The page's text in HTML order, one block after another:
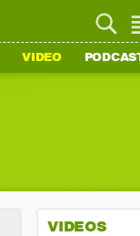
VIDEO
VIDEOS